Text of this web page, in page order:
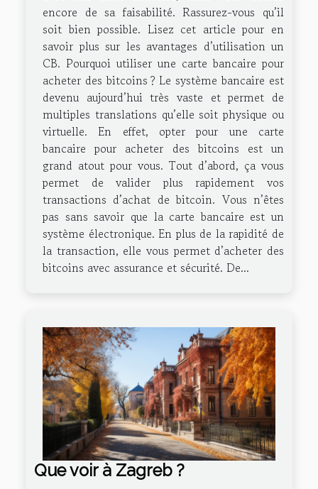
encore de sa faisabilité. Rassurez-vous qu’il
soit bien possible. Lisez cet article pour en
savoir plus sur les avantages d’utilisation un
CB. Pourquoi utiliser une carte bancaire pour
acheter des bitcoins ? Le système bancaire est
devenu aujourd’hui très vaste et permet de
multiples translations qu’elle soit physique ou
virtuelle. En effet, opter pour une carte
bancaire pour acheter des bitcoins est un
grand atout pour vous. Tout d’abord, ça vous
permet de valider plus rapidement vos
transactions d’achat de bitcoin. Vous n’êtes
pas sans savoir que la carte bancaire est un
système électronique. En plus de la rapidité de
la transaction, elle vous permet d’acheter des
bitcoins avec assurance et sécurité. De...
Que voir à Zagreb ?